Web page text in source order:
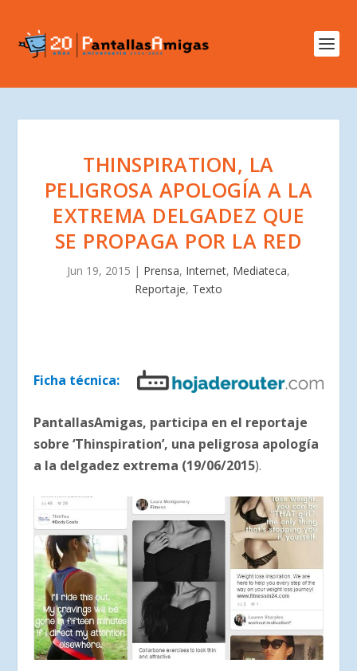
THINSPIRATION, LA
PELIGROSA APOLOGÍA A LA
EXTREMA DELGADEZ QUE
SE PROPAGA POR LA RED
Jun 19, 2015 | Prensa, Internet, Mediateca,
Reportaje, Texto
Ficha técnica:
PantallasAmigas, participa en el reportaje
sobre ‘Thinspiration’, una peligrosa apología
a la delgadez extrema (19/06/2015).